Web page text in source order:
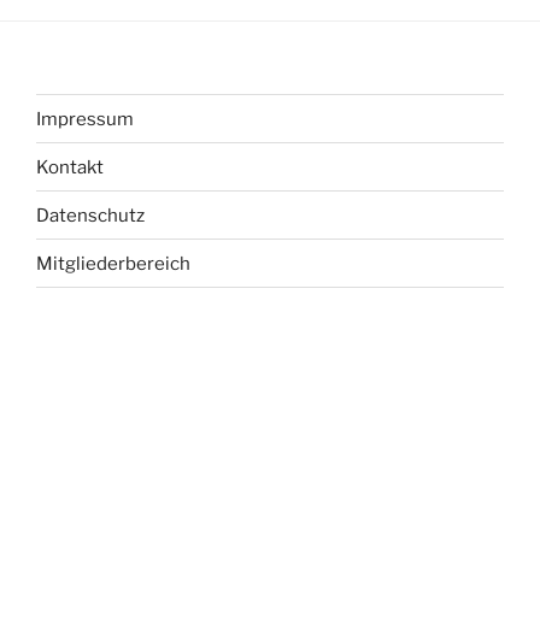
Impressum
Kontakt
Datenschutz
Mitgliederbereich